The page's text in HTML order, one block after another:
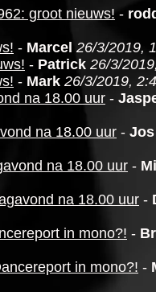
groot nieuws! -
- Marcel 26/3/2019,
- Patrick 26/3/
- Mark 26/3/2019,
na 18.00 uur -
na 18.00 uur - Jos
na 18.00 uur -
na 18.00 uur -
in mono?! -
in mono?! -